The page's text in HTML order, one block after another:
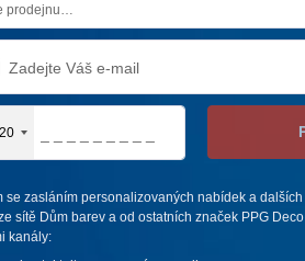
prodejnu…
se zasláním personalizovaných nabídek a
sítě Dům barev a od ostatních značek PPG
kanály: